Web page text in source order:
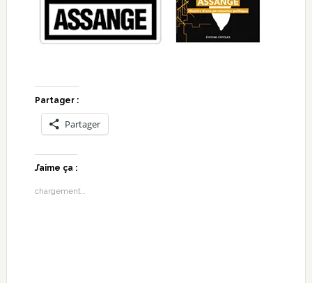
Partager :
Partager
J’aime ça :
chargement…